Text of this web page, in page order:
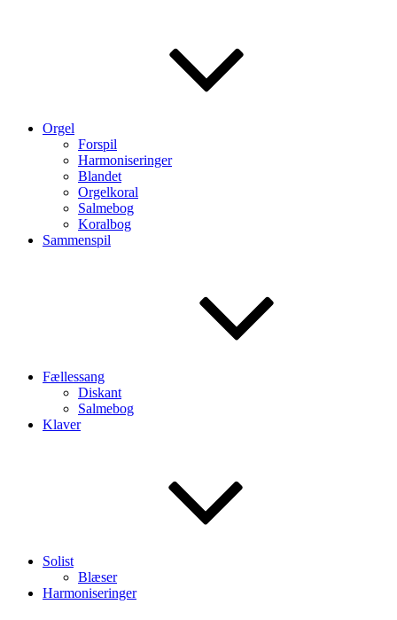
Orgel
Forspil
Harmoniseringer
Blandet
Orgelkoral
Salmebog
Koralbog
Sammenspil
Fællessang
Diskant
Salmebog
Klaver
Solist
Blæser
Harmoniseringer